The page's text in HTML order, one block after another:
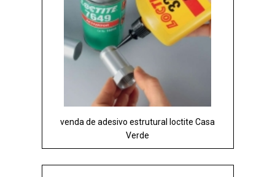
venda de adesivo estrutural loctite Casa
Verde